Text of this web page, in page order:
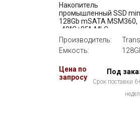
Накопитель
промышленный SSD
128Gb mSATA MSM360,
-40°C+85°, MLC
Transcend
TS128GMSM360I
Производитель:
Емкость:
Цена по
запросу
Под
Срок поставки